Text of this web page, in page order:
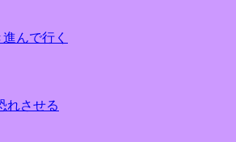
んで行く
れさせる